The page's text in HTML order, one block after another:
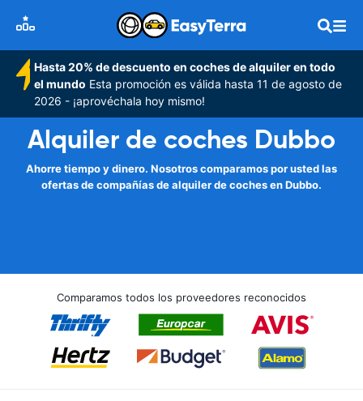
Hasta 20% de descuento en coches de alquiler en todo
el mundo Esta promoción es válida hasta 11 de agosto de
2026 - ¡aprovéchala hoy mismo!
Alquiler de coches Dubbo
Ahorre tiempo y dinero. Nosotros comparamos por usted las
ofertas de compañías de alquiler de coches en Dubbo.
Comparamos todos los proveedores reconocidos